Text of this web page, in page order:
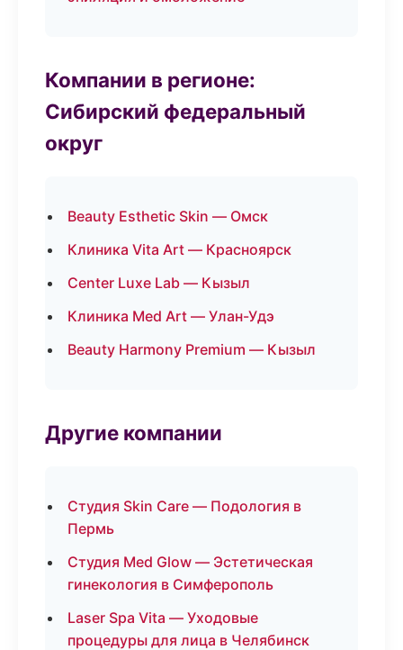
Компании в регионе:
Сибирский федеральный
округ
Beauty Esthetic Skin — Омск
Клиника Vita Art — Красноярск
Center Luxe Lab — Кызыл
Клиника Med Art — Улан-Удэ
Beauty Harmony Premium — Кызыл
Другие компании
Студия Skin Care — Подология в
Пермь
Студия Med Glow — Эстетическая
гинекология в Симферополь
Laser Spa Vita — Уходовые
процедуры для лица в Челябинск